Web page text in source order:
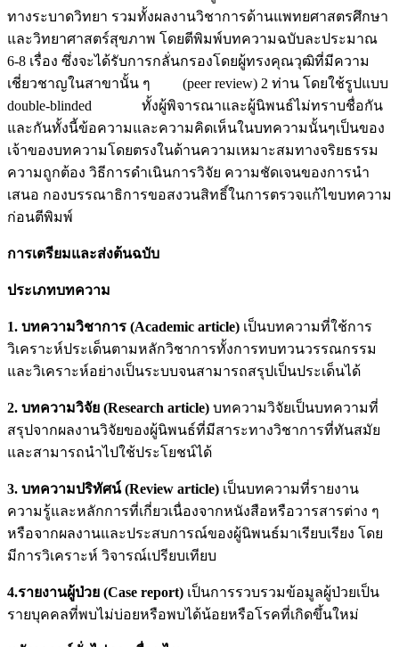
ทางระบาดวิทยา รวมทั้งผลงานวิชาการด้านแพทยศาสตรศึกษา
และวิทยาศาสตร์สุขภาพ โดยตีพิมพ์บทความฉบับละประมาณ
6-8 เรื่อง ซึ่งจะได้รับการกลั่นกรองโดยผู้ทรงคุณวุฒิที่มีความ
เชี่ยวชาญในสาขานั้น ๆ (peer review) 2 ท่าน โดยใช้รูปแบบ
double-blinded ทั้งผู้พิจารณาและผู้นิพนธ์ไม่ทราบชื่อกัน
และกันทั้งนี้ข้อความและความคิดเห็นในบทความนั้นๆเป็นของ
เจ้าของบทความโดยตรงในด้านความเหมาะสมทางจริยธรรม
ความถูกต้อง วิธีการดำเนินการวิจัย ความชัดเจนของการนำ
เสนอ กองบรรณาธิการขอสงวนสิทธิ์ในการตรวจแก้ไขบทความ
ก่อนตีพิมพ์
การเตรียมและส่งต้นฉบับ
ประเภทบทความ
1. บทความวิชาการ (Academic article) เป็นบทความที่ใช้การ
วิเคราะห์ประเด็นตามหลักวิชาการทั้งการทบทวนวรรณกรรม
และวิเคราะห์อย่างเป็นระบบจนสามารถสรุปเป็นประเด็นได้
2. บทความวิจัย (Research article) บทความวิจัยเป็นบทความที่
สรุปจากผลงานวิจัยของผู้นิพนธ์ที่มีสาระทางวิชาการที่ทันสมัย
และสามารถนำไปใช้ประโยชน์ได้
3. บทความปริทัศน์(Review article) เป็นบทความที่รายงาน
ความรู้และหลักการที่เกี่ยวเนื่องจากหนังสือหรือวารสารต่าง ๆ
หรือจากผลงานและประสบการณ์ของผู้นิพนธ์มาเรียบเรียง โดย
มีการวิเคราะห์ วิจารณ์เปรียบเทียบ
4.รายงานผู้ป่วย (Case report) เป็นการรวบรวมข้อมูลผู้ป่วยเป็น
รายบุคคลที่พบไม่บ่อยหรือพบได้น้อยหรือโรคที่เกิดขึ้นใหม่